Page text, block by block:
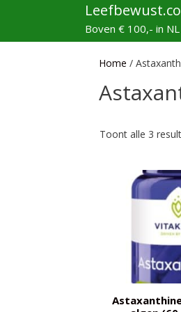
Boven € 100,- in
Home /
Toont alle 3